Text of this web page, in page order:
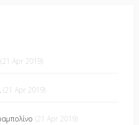
(21 Apr 2019)
(21 Apr 2019)
(21 Apr 2019)